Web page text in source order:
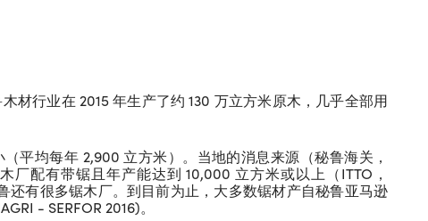
材行业在 2015 年生产了约 130 万立方米原木，几乎全部用
平均每年 2,900 立方米）。当地的消息来源（秘鲁海关，
厂配有带锯且年产能达到 10,000 立方米或以上（ITTO，
还有很多锯木厂。到目前为止，大多数锯材产自秘鲁亚马逊
- SERFOR 2016)。